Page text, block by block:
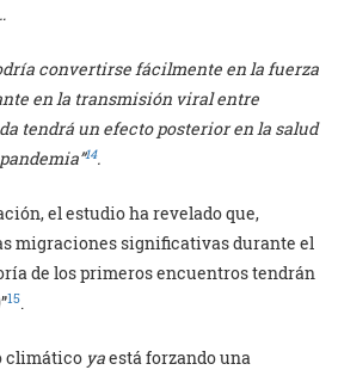
convertirse fácilmente en la fuerza
en la transmisión viral entre
tendrá un efecto posterior en la salud
14.
el estudio ha revelado que,
migraciones significativas durante el
de los primeros encuentros tendrán
15.
climático yaestá forzando una